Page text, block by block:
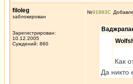
filoleg
заблокирован
Зарегистрирован:
10.12.2005
Суждений: 860
№91993
Как
Да никто